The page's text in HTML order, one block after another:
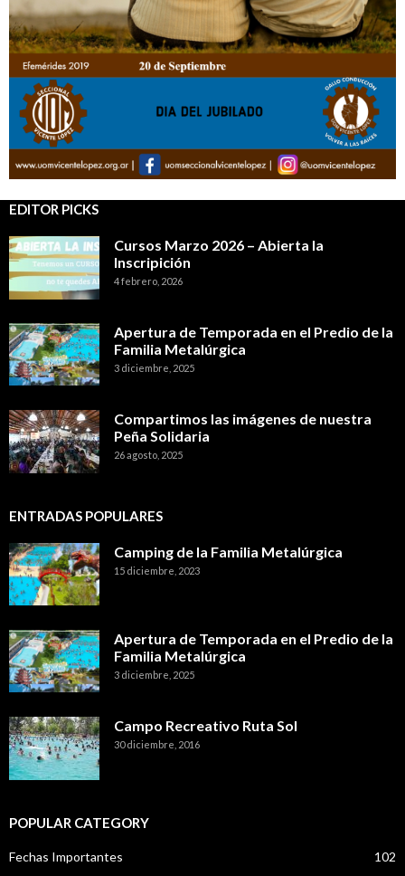
EDITOR PICKS
Cursos Marzo 2026 – Abierta la
Inscripición
4 febrero, 2026
Apertura de Temporada en el Predio de la
Familia Metalúrgica
3 diciembre, 2025
Compartimos las imágenes de nuestra
Peña Solidaria
26 agosto, 2025
ENTRADAS POPULARES
Camping de la Familia Metalúrgica
15 diciembre, 2023
Apertura de Temporada en el Predio de la
Familia Metalúrgica
3 diciembre, 2025
Campo Recreativo Ruta Sol
30 diciembre, 2016
POPULAR CATEGORY
Fechas Importantes
102